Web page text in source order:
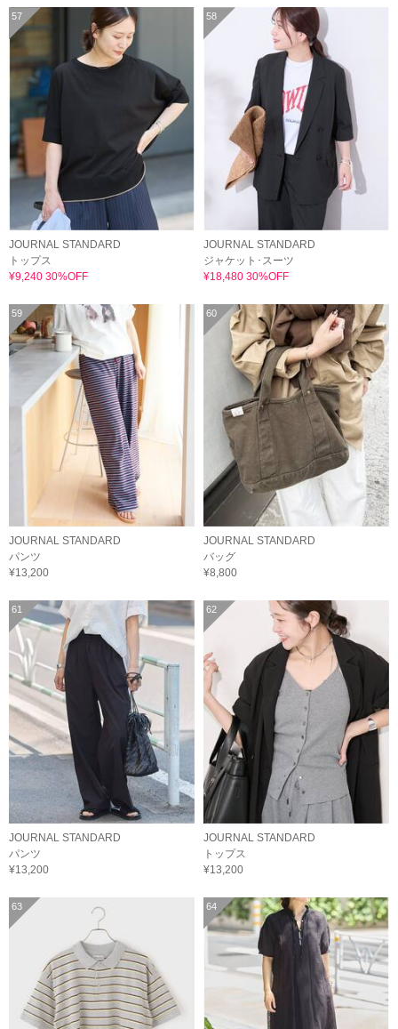
57
JOURNAL STANDARD
トップス
¥9,240 30%OFF
58
JOURNAL STANDARD
ジャケット･スーツ
¥18,480 30%OFF
59
JOURNAL STANDARD
パンツ
¥13,200
60
JOURNAL STANDARD
バッグ
¥8,800
61
JOURNAL STANDARD
パンツ
¥13,200
62
JOURNAL STANDARD
トップス
¥13,200
63 64